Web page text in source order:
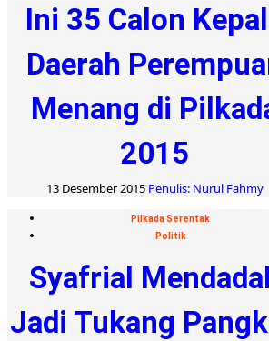
Ini 35 Calon
Daerah
Menang di
2015
13 Desember 2015 Penulis: Nurul Fahmy
Pilkada Serentak
Politik
Syafrial
Jadi Tukang